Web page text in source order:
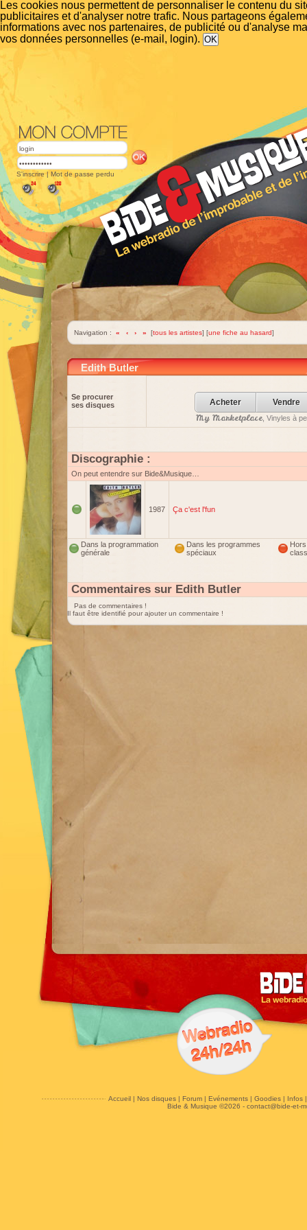
Les cookies nous permettent de personnaliser le contenu du
publicitaires et d'analyser notre trafic. Nous partageons
informations avec nos partenaires, de publicité ou d'analyse
vos données personnelles (e-mail, login).
S'inscrire | Mot de passe perdu
Navigation : « ‹ › » [tous les artistes] [une fiche au hasard]
Edith Butler
Se procurer
ses disques
Acheter Vendre
My Marketplace, Vinyles à
Discographie :
On peut entendre sur Bide&Musique…
1987 Ça c'est l'fun
Dans la programmation
générale
Dans les programmes
spéciaux
Hors
Commentaires sur Edith Butler
Pas de commentaires !
Il faut être identifié pour ajouter un commentaire !
Accueil| Nos disques| Forum| Evénements| Goodies| Infos
Bide & Musique ©2026 - contact@bide-et-